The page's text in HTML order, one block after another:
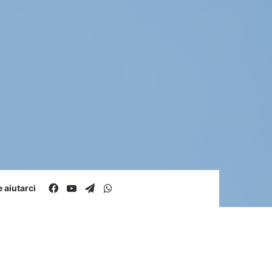
aiutarci Facebook
You TubeTelegram